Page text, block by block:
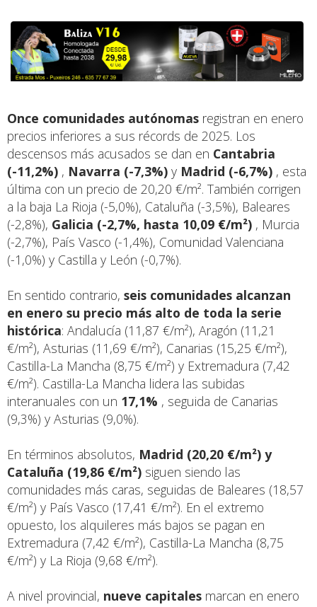
Once comunidades autónomas registran en enero
precios inferiores a sus récords de 2025. Los
descensos más acusados se dan en Cantabria
(-11,2%) , Navarra (-7,3%) y Madrid (-6,7%) , esta
última con un precio de 20,20 €/m². También corrigen
a la baja La Rioja (-5,0%), Cataluña (-3,5%), Baleares
(-2,8%), Galicia (-2,7%, hasta 10,09 €/m²) , Murcia
(-2,7%), País Vasco (-1,4%), Comunidad Valenciana
(-1,0%) y Castilla y León (-0,7%).
En sentido contrario, seis comunidades alcanzan
en enero su precio más alto de toda la serie
histórica: Andalucía (11,87 €/m²), Aragón (11,21
€/m²), Asturias (11,69 €/m²), Canarias (15,25 €/m²),
Castilla-La Mancha (8,75 €/m²) y Extremadura (7,42
€/m²). Castilla-La Mancha lidera las subidas
interanuales con un 17,1% , seguida de Canarias
(9,3%) y Asturias (9,0%).
En términos absolutos, Madrid (20,20 €/m²) y
Cataluña (19,86 €/m²) siguen siendo las
comunidades más caras, seguidas de Baleares (18,57
€/m²) y País Vasco (17,41 €/m²). En el extremo
opuesto, los alquileres más bajos se pagan en
Extremadura (7,42 €/m²), Castilla-La Mancha (8,75
€/m²) y La Rioja (9,68 €/m²).
A nivel provincial, nueve capitales marcan en enero